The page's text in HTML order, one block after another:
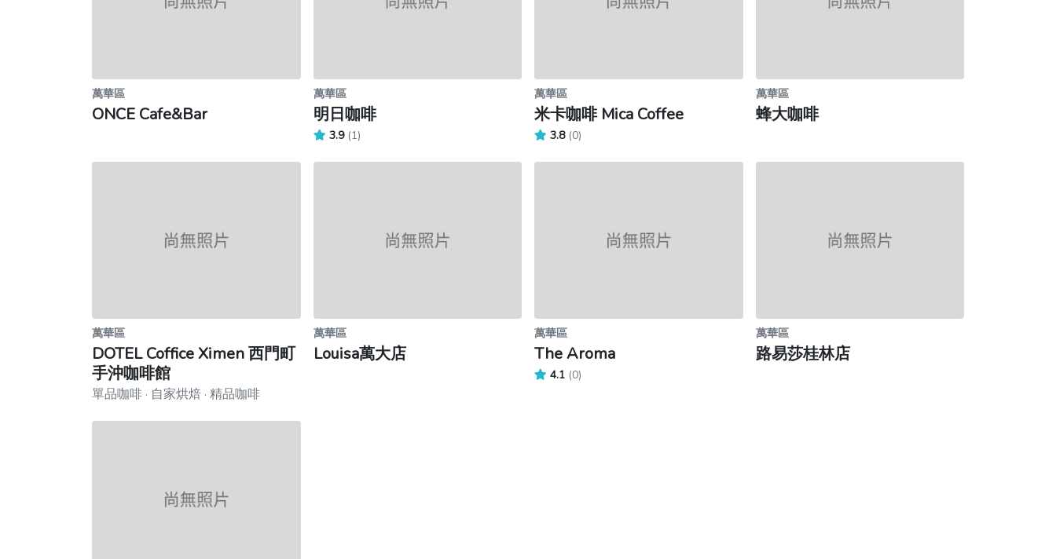
萬華區
ONCE Cafe&Bar
萬華區
明日咖啡
3.9 (1)
萬華區
米卡咖啡 Mica Coffee
3.8 (0)
萬華區
蜂大咖啡
萬華區
DOTEL Coffice Ximen 西門町
手沖咖啡館
單品咖啡 · 自家烘焙 · 精品咖啡
萬華區
Louisa萬大店
萬華區
The Aroma
4.1 (0)
萬華區
路易莎桂林店